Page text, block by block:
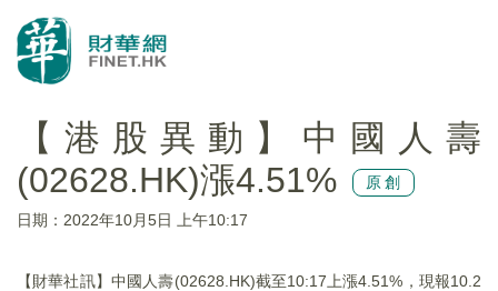
【港股異動】中國人壽
(02628.HK)漲4.51%
原創
日期：2022年10月5日 上午10:17
【財華社訊】中國人壽(02628.HK)截至10:17上漲4.51%，現報10.2